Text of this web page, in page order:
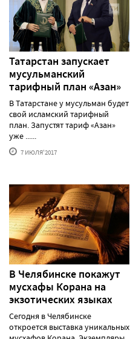
Татарстан запускает
мусульманский
тарифный план «Азан»
В Татарстане у мусульман будет
свой исламский тарифный
план. Запустят тариф «Азан»
уже ......
7 ИЮЛЯ'2017
В Челябинске покажут
мусхафы Корана на
экзотических языках
Сегодня в Челябинске
откроется выставка уникальных